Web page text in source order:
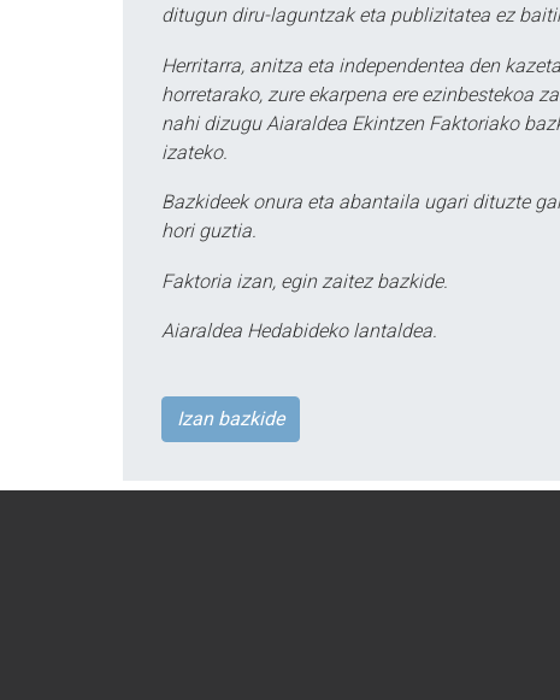
ditugun diru-laguntzak eta publizitatea ez
Herritarra, anitza eta independentea den
horretarako, zure ekarpena ere ezinbestekoa
nahi dizugu Aiaraldea Ekintzen Faktoriako
izateko.
Bazkideek onura eta abantaila ugari dituzte
hori guztia.
Faktoria izan, egin zaitez bazkide.
Aiaraldea Hedabideko lantaldea.
Izan bazkide